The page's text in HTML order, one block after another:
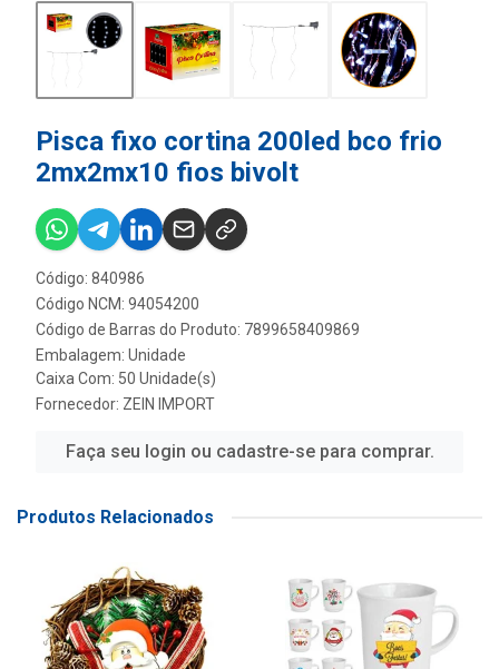
Pisca fixo cortina 200led bco frio
2mx2mx10 fios bivolt
Código: 840986
Código NCM: 94054200
Código de Barras do Produto: 7899658409869
Embalagem: Unidade
Caixa Com: 50 Unidade(s)
Fornecedor: ZEIN IMPORT
Faça seu login ou cadastre-se para comprar.
Produtos Relacionados